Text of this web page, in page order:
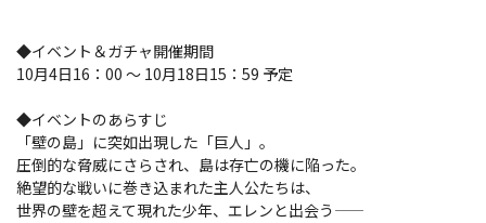
◆イベント＆ガチャ開催期間
10月4日16：00 〜 10月18日15：59 予定
◆イベントのあらすじ
「壁の島」に突如出現した「巨人」。
圧倒的な脅威にさらされ、島は存亡の機に陥った。
絶望的な戦いに巻き込まれた主人公たちは、
世界の壁を超えて現れた少年、エレンと出会う――